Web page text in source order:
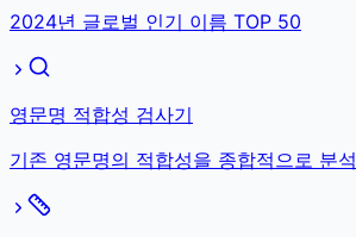
2024년 글로벌 인기 이름 TOP 50
영문명 적합성 검사기
기존 영문명의 적합성을 종합적으로 분석